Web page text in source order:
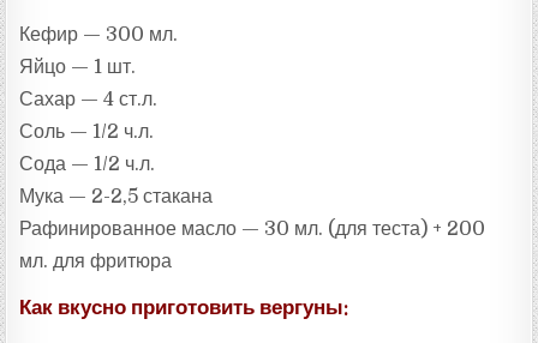
Кефир — 300 мл.
Яйцо — 1 шт.
Сахар — 4 ст.л.
Соль — 1/2 ч.л.
Сода — 1/2 ч.л.
Мука — 2-2,5 стакана
Рафинированное масло — 30 мл. (для теста) + 200
мл. для фритюра
Как вкусно приготовить вергуны: